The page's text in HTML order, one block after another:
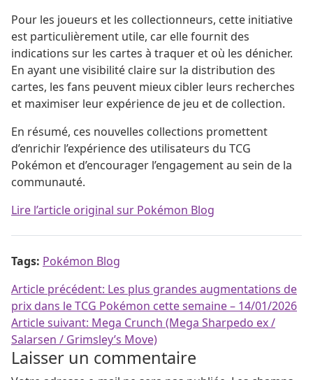
Pour les joueurs et les collectionneurs, cette initiative
est particulièrement utile, car elle fournit des
indications sur les cartes à traquer et où les dénicher.
En ayant une visibilité claire sur la distribution des
cartes, les fans peuvent mieux cibler leurs recherches
et maximiser leur expérience de jeu et de collection.
En résumé, ces nouvelles collections promettent
d’enrichir l’expérience des utilisateurs du TCG
Pokémon et d’encourager l’engagement au sein de la
communauté.
Lire l’article original sur Pokémon Blog
Tags: Pokémon Blog
Navigation de l’article
Article précédent: Les plus grandes augmentations de
prix dans le TCG Pokémon cette semaine – 14/01/2026
Article suivant: Mega Crunch (Mega Sharpedo ex /
Salarsen / Grimsley’s Move)
Laisser un commentaire